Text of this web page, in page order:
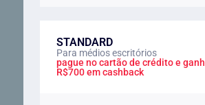
STANDARD
Para médios escritórios
pague no cartão de crédito e
R$700 em cashback